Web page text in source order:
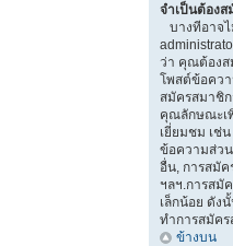
จำเป็นต้อง
บางทีอาจ
ว่า คุณต้องส
โพสต์ข้อควา
สมัครสมาชิ
คุณลักษณะเ
เยี่ยมชม เช่
ข้อความส่ว
อื่น, การสมัค
ฯลฯ.การสมั
เล็กน้อย ดัง
ทำการสมัค
ข้างบน